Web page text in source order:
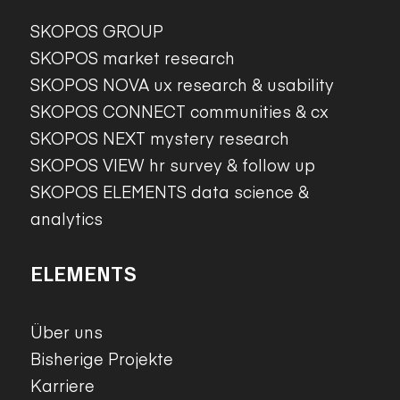
SKOPOS GROUP
SKOPOS market research
SKOPOS NOVA ux research & usability
SKOPOS CONNECT communities & cx
SKOPOS NEXT mystery research
SKOPOS VIEW hr survey & follow up
SKOPOS ELEMENTS data science &
analytics
ELEMENTS
Über uns
Bisherige Projekte
Karriere